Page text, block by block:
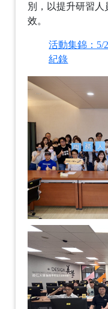
別，以提升研習
效。
活動集錦：5/
紀錄